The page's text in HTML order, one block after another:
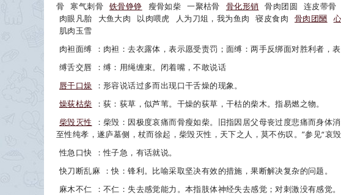
骨 寒气刺骨 铁骨铮铮 瘦骨如柴 一聚枯骨 骨化形销 骨肉团圆 连皮带骨
肉眼凡胎
大鱼大肉 以肉喂虎 人为刀俎，我为鱼肉 寝皮食肉 骨肉团圞
肌肉玉雪
肉袒面缚
：肉袒：去衣露体，表示愿受责罚；面缚：两手反绑面对胜利者，
缚舌交唇
：缚：用绳缠束。闭着嘴，不敢说话
唇干口燥
：形容说话过多而出现口干舌燥的现象。
燥荻枯柴
：荻：荻草，似芦苇。干燥的荻草，干枯的柴木。指易燃之物。
柴毁灭性
：柴毁：因极度哀痛而骨瘦如柴。旧指因居父母丧过度悲痛而身体
至性纯孝，遂庐墓侧，杖而徐起，柴毁灭性，天下之人，莫不伤叹。”参见“哀
性急口快
：性子急，有话就说。
快刀断乱麻
：快：锋利。比喻采取坚决有效的措施，果断解决复杂的问题。
麻木不仁
：不仁：失去感觉能力。本指肢体神经失去感觉；对刺激没有感觉